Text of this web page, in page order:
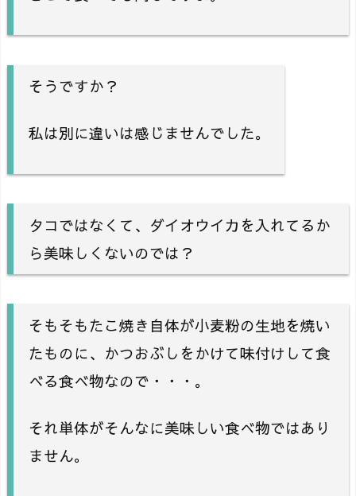
そうですか？
私は別に違いは感じませんでした。
タコではなくて、ダイオウイカを入れてるか
ら美味しくないのでは？
そもそもたこ焼き自体が小麦粉の生地を焼い
たものに、かつおぶしをかけて味付けして食
べる食べ物なので・・・。
それ単体がそんなに美味しい食べ物ではあり
ません。